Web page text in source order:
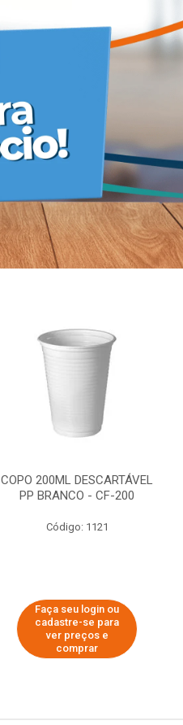
COPO 200ML DESCARTÁVEL
PP BRANCO - CF-200
Código: 1121
Faça seu login ou
cadastre-se para
ver preços e
comprar